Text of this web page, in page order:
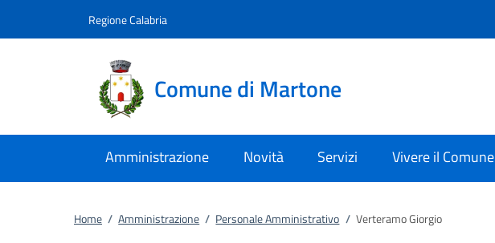
Regione Calabria
Comune di Martone
Amministrazione Novità Servizi Vivere il Comune
Home / Amministrazione / Personale Amministrativo / Verteramo Giorgio